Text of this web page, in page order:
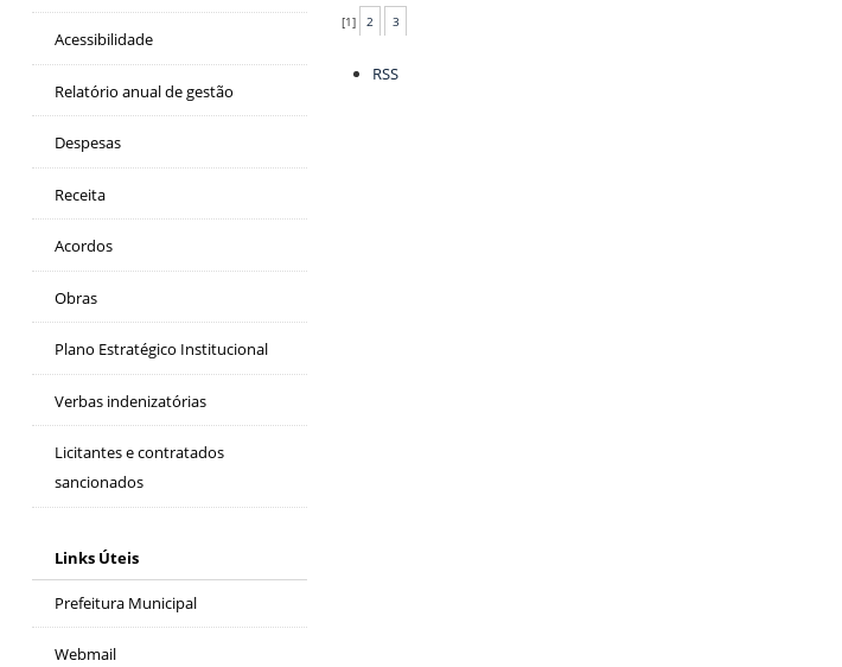
Acessibilidade
Relatório anual de gestão
Despesas
Receita
Acordos
Obras
Plano Estratégico Institucional
Verbas indenizatórias
Licitantes e contratados
sancionados
Links Úteis
Prefeitura Municipal
Webmail
[1] 2 3
do
RSS